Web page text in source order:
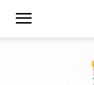
Diario